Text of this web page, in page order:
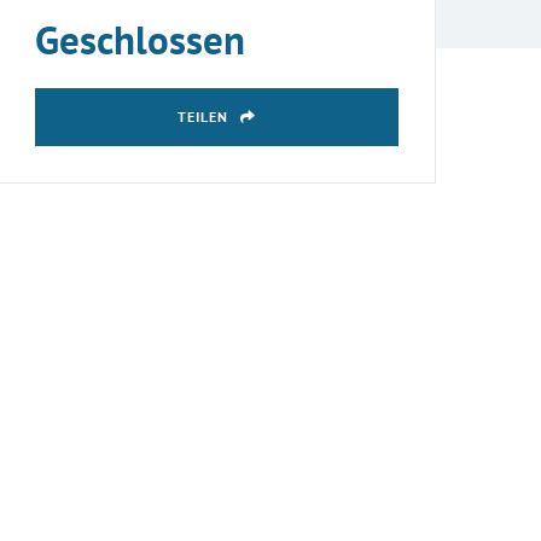
Geschlossen
TEILEN